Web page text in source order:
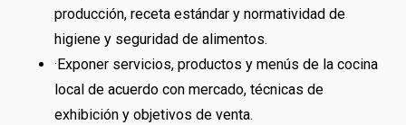
producción, receta estándar y normatividad de
higiene y seguridad de alimentos.
·Exponer servicios, productos y menús de la cocina
local de acuerdo con mercado, técnicas de
exhibición y objetivos de venta.